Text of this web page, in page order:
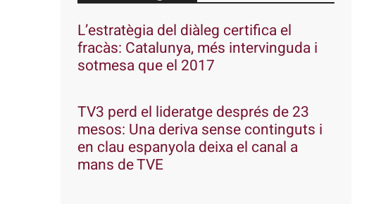
L’estratègia del diàleg certifica el
fracàs: Catalunya, més intervinguda i
sotmesa que el 2017
TV3 perd el lideratge després de 23
mesos: Una deriva sense continguts i
en clau espanyola deixa el canal a
mans de TVE